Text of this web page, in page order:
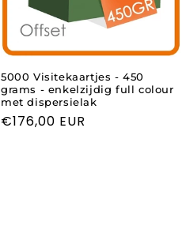
5000 Visitekaartjes - 450
grams - enkelzijdig full colour
met dispersielak
Normale
€176,00 EUR